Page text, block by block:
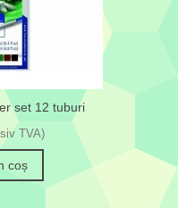
set 12 tuburi
TVA)
coș